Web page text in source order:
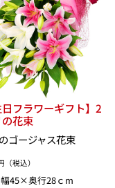
日フラワーギフト】2
花束
ゴージャス花束
（税込）
45×奥行28ｃm